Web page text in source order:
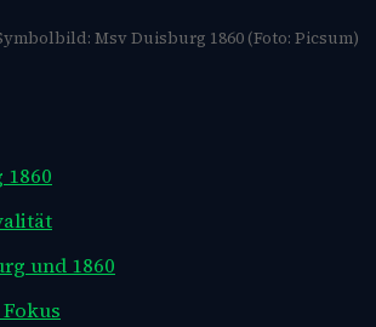
Msv Duisburg 1860 (Foto: Picsum)
und 1860